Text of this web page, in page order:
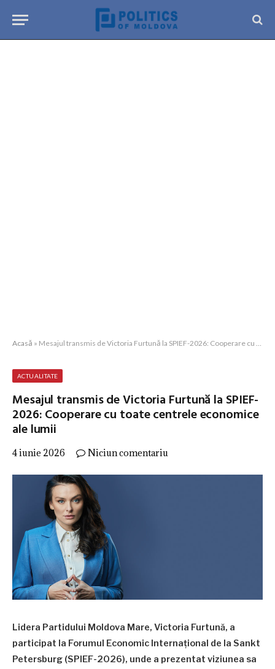
Acasă » Mesajul transmis de Victoria Furtună la SPIEF-2026: Cooperare cu toate centrele economice ale lumii
ACTUALITATE
Mesajul transmis de Victoria Furtună la SPIEF-
2026: Cooperare cu toate centrele economice
ale lumii
4 iunie 2026 Niciun comentariu
Lidera Partidului Moldova Mare, Victoria Furtună, a
participat la Forumul Economic Internațional de la Sankt
Petersburg (SPIEF-2026), unde a prezentat viziunea sa